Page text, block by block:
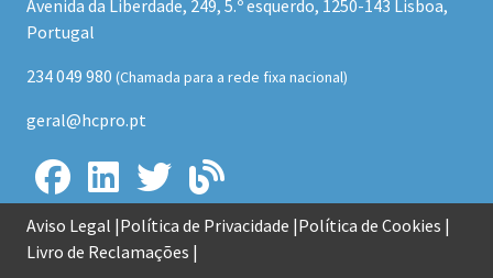
Avenida da Liberdade, 249, 5.º esquerdo, 1250-143 Lisboa,
Portugal
234 049 980 (Chamada para a rede fixa nacional)
geral@hcpro.pt
Aviso Legal Política de Privacidade Política de Cookies
Livro de Reclamações